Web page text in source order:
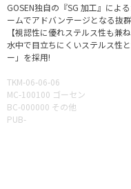
GOSEN独自の『SG 加工』によ
ームでアドバンテージとなる抜
【視認性に優れステルス性も兼
水中で目立ちにくいステルス性
ー」を採用!
TKM-06-06-06
MC-100100 ゴーセン
BC-000000 その他
PUB-